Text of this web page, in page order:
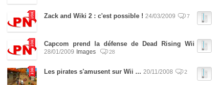
Zack and Wiki 2 : c'est possible ! 24/03/2009 7
Capcom prend la défense de Dead Rising Wii
28/01/2009 Images 28
Les pirates s'amusent sur Wii ... 20/11/2008 2